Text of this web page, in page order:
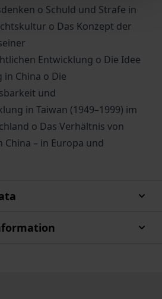
o Schuld und Strafe in
o Das Konzept der
Entwicklung o Die Idee
China o Die
und
in Taiwan (1949–1999) im
o Das Verhältnis von
China – in Europa und